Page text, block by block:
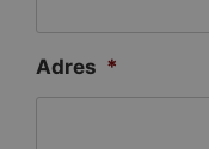
Adres *